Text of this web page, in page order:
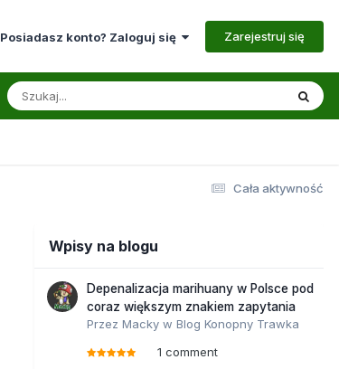
Posiadasz konto? Zaloguj się Zarejestruj się
Cała aktywność
Wpisy na blogu
Depenalizacja marihuany w Polsce pod
coraz większym znakiem zapytania
Przez Macky w Blog Konopny Trawka
1 comment